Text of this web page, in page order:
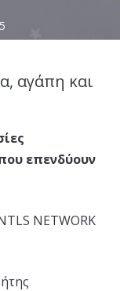
αγάπη και
επενδύουν
NETWORK